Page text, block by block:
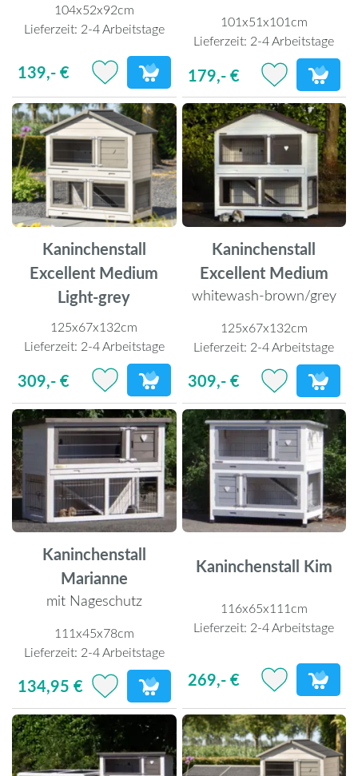
104x52x92cm
Lieferzeit: 2-4 Arbeitstage
139,- €
101x51x101cm
Lieferzeit: 2-4 Arbeitstage
179,- €
Kaninchenstall
Excellent Medium
Light-grey
125x67x132cm
Lieferzeit: 2-4 Arbeitstage
309,- €
Kaninchenstall
Excellent Medium
whitewash-brown/grey
125x67x132cm
Lieferzeit: 2-4 Arbeitstage
309,- €
Kaninchenstall
Marianne
mit Nageschutz
111x45x78cm
Lieferzeit: 2-4 Arbeitstage
134,95 €
Kaninchenstall Kim
116x65x111cm
Lieferzeit: 2-4 Arbeitstage
269,- €